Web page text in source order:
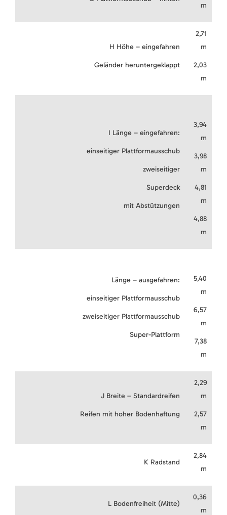
m
H Höhe – eingefahren
Geländer heruntergeklappt
2,71
m
2,03
m
I Länge – eingefahren:
einseitiger Plattformausschub
zweiseitiger
Superdeck
mit Abstützungen
3,94
m
3,98
m
4,81
m
4,88
m
Länge – ausgefahren:
einseitiger Plattformausschub
zweiseitiger Plattformausschub
Super-Plattform
5,40
m
6,57
m
7,38
m
J Breite – Standardreifen
Reifen mit hoher Bodenhaftung
2,29
m
2,57
m
K Radstand
2,84
m
L Bodenfreiheit (Mitte)
0,36
m